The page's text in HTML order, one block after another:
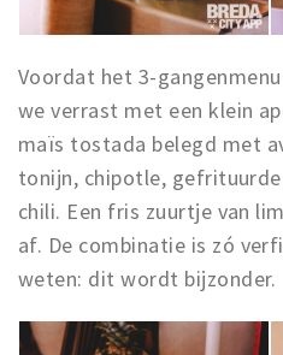
Voordat het 3-
we verrast met een klein
maïs tostada belegd met
tonijn, chipotle,
chili. Een fris zuurtje van
af. De combinatie is zó
weten: dit wordt bijzonder.